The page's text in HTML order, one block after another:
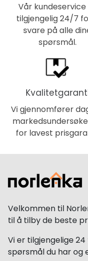
Vår
tilgjengelig 24/7
svare på alle
spørsmål.
Vi gjennomfører
for lavest
Velkommen til
til å tilby de beste
Vi er tilgjengelige
spørsmål du har og